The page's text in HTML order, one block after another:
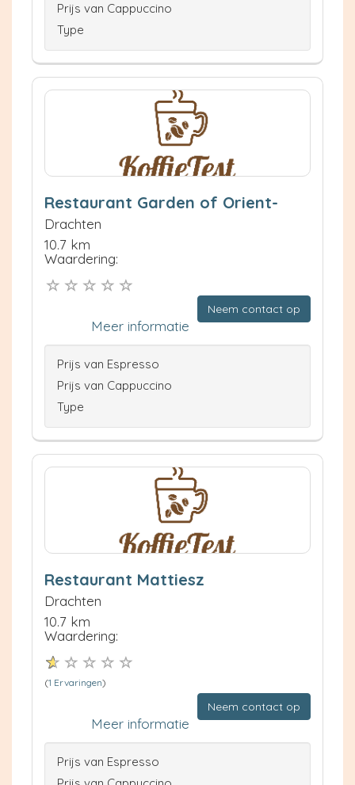
Prijs van Cappuccino
Type
Restaurant Garden of Orient-
Drachten
10.7 km
Waardering:
Neem contact op
Meer informatie
Prijs van Espresso
Prijs van Cappuccino
Type
Restaurant Mattiesz
Drachten
10.7 km
Waardering:
(1 Ervaringen)
Neem contact op
Meer informatie
Prijs van Espresso